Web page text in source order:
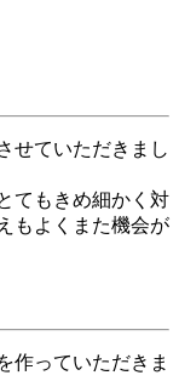
せていただきまし
てもきめ細かく対
もよくまた機会が
作っていただきま